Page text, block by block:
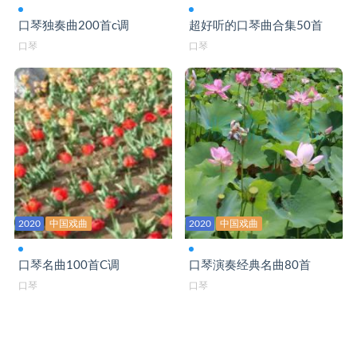
我宣誓-口琴C演奏
我在成都等你-口琴
相思愁-口琴C
相思渡口-口琴演奏
相遇一场不容易-口琴
小路C-口琴
小小新娘花DJ-口琴C
心在草原飞-口琴bB
雪绒花-口琴
口琴独奏曲200首c调
口琴
超好听的口琴曲合集50首
口琴
2020 中国戏曲
口琴名曲100首C调
口琴
2020 中国戏曲
口琴演奏经典名曲80首
口琴